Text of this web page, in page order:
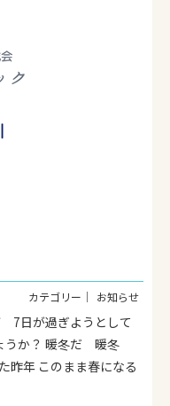
お知らせ
日が過ぎようとして
うか？ 暖冬だ 暖冬
昨年 このまま春になる